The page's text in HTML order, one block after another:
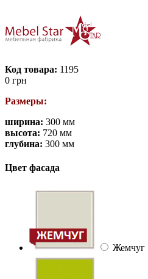
Код товара: 1195
0 грн
Размеры:
ширина: 300 мм
высота: 720 мм
глубина: 300 мм
Цвет фасада
Жемчуг